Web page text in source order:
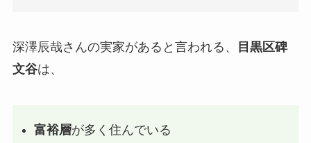
深澤辰哉さんの実家があると言われる、
目黒区碑
文谷は、
富裕層が多く住んでいる